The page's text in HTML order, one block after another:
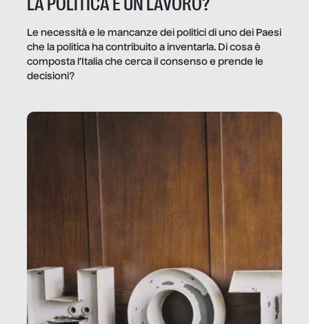
LA POLITICA È UN LAVORO?
Le necessità e le mancanze dei politici di uno dei Paesi
che la politica ha contribuito a inventarla. Di cosa è
composta l’Italia che cerca il consenso e prende le
decisioni?